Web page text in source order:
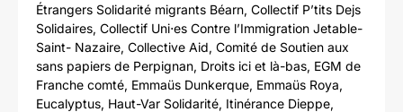
Étrangers Solidarité migrants Béarn, Collectif P’tits Dejs
Solidaires, Collectif Uni⋅es Contre l’Immigration Jetable-
Saint- Nazaire, Collective Aid, Comité de Soutien aux
sans papiers de Perpignan, Droits ici et là-bas, EGM de
Franche comté, Emmaüs Dunkerque, Emmaüs Roya,
Eucalyptus, Haut-Var Solidarité, Itinérance Dieppe,